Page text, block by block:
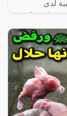
لدى
وطعمه لذيذ
والمعادن،